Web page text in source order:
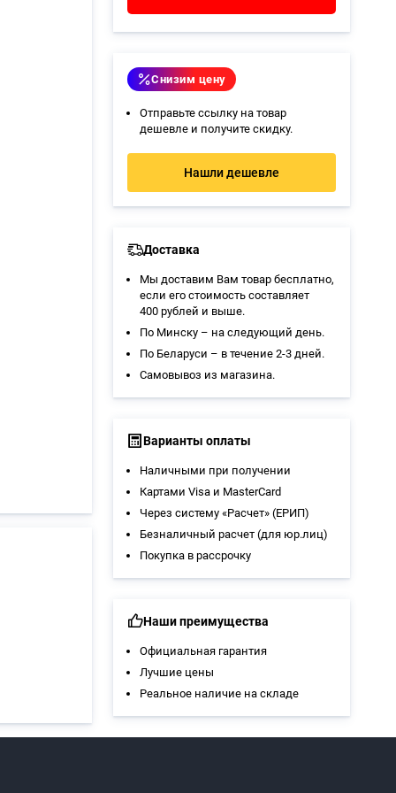
Снизим цену
Отправьте ссылку на товар
дешевле и получите скидку.
Нашли дешевле
Доставка
Мы доставим Вам товар бесплатно,
если его стоимость составляет
400 рублей и выше.
По Минску – на следующий день.
По Беларуси – в течение 2-3 дней.
Самовывоз из магазина.
Варианты оплаты
Наличными при получении
Картами Visa и MasterCard
Через систему «Расчет» (ЕРИП)
Безналичный расчет (для юр.лиц)
Покупка в рассрочку
Наши преимущества
Официальная гарантия
Лучшие цены
Реальное наличие на складе